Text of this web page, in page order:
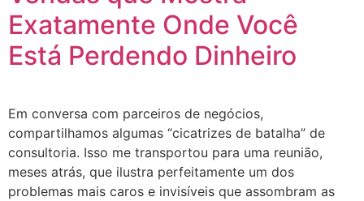
Exatamente Onde Você
Está Perdendo Dinheiro
Em conversa com parceiros de negócios,
compartilhamos algumas “cicatrizes de batalha” de
consultoria. Isso me transportou para uma reunião,
meses atrás, que ilustra perfeitamente um dos
problemas mais caros e invisíveis que assombram as